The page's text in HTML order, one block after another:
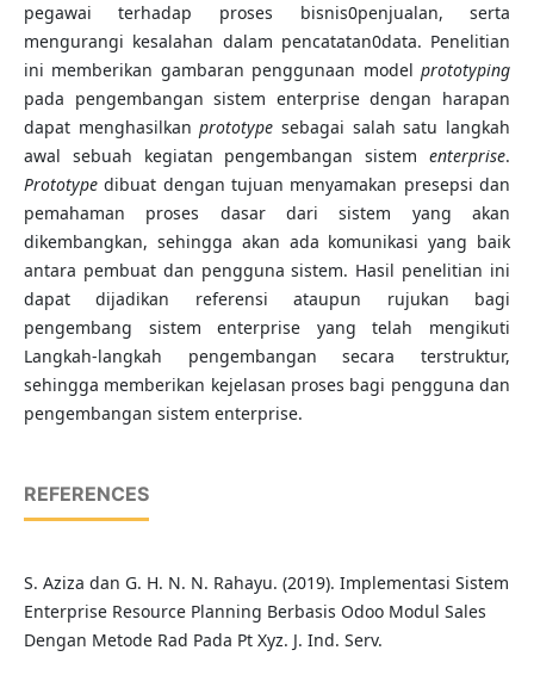
pegawai terhadap proses bisnis0penjualan, serta
mengurangi kesalahan dalam pencatatan0data. Penelitian
ini memberikan gambaran penggunaan modelprototyping
pada pengembangan sistem enterprise dengan harapan
dapat menghasilkanprototypesebagai salah satu langkah
awal sebuah kegiatan pengembangan sistementerprise.
Prototypedibuat dengan tujuan menyamakan presepsi dan
pemahaman proses dasar dari sistem yang akan
dikembangkan, sehingga akan ada komunikasi yang baik
antara pembuat dan pengguna sistem. Hasil penelitian ini
dapat dijadikan referensi ataupun rujukan bagi
pengembang sistem enterprise yang telah mengikuti
Langkah-langkah pengembangan secara terstruktur,
sehingga memberikan kejelasan proses bagi pengguna dan
pengembangan sistem enterprise.
REFERENCES
S. Aziza dan G. H. N. N. Rahayu. (2019). Implementasi Sistem
Enterprise Resource Planning Berbasis Odoo Modul Sales
Dengan Metode Rad Pada Pt Xyz. J. Ind. Serv.